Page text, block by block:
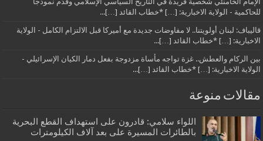
للحاكمية - الولاية الاخبارية: […] *خطاب القائد […]...
قاليباف: لبنان أولويتنا.. لا مفاوضات جديدة مع أميركا قبل الالتزام الكامل - الولاية
الاخبارية: […] *خطاب القائد […]...
بين الركام والعطش.. غزة تواجه مأساة مزدوجة بفعل دمار الكيان الإسرائيلي -
الولاية الاخبارية: […] *خطاب القائد […]...
مقالات منوعة
اللواء سلامي: قادرون على استهداف القطع البحرية
بالطائرات المسيرة على بعد آلاف الكيلومترات